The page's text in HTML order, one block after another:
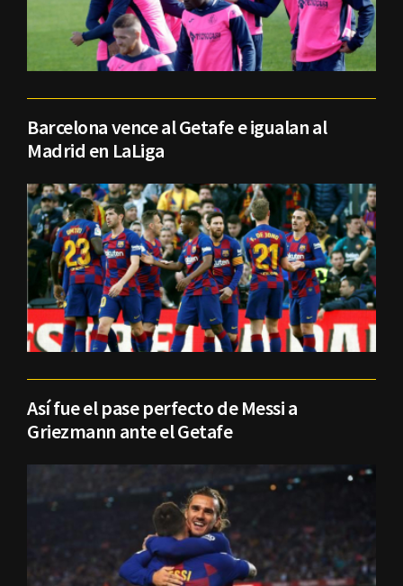
Barcelona vence al Getafe e igualan al
Madrid en LaLiga
Así fue el pase perfecto de Messi a
Griezmann ante el Getafe